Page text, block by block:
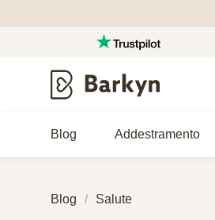
Blog Addestramento
Blog Salute